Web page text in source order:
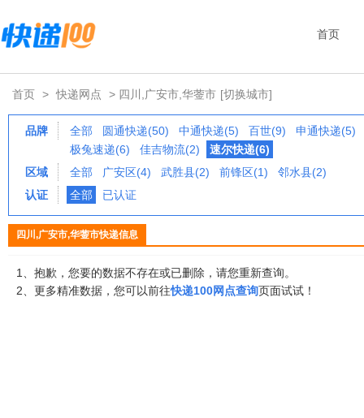
首页
首页 > 快递网点 > 四川,广安市,华蓥市 [切换城市]
品牌 全部 圆通快递(50) 中通快递(5) 百世(9)
申通快递(5)
极兔速递(6)
佳吉物流(2)
速尔快递(6)
区域
全部 广安区(4) 武胜县(2) 前锋区(1)
邻水县(2)
认证
全部 已认证
四川,广安市,华蓥市快递信息
1、抱歉，您要的数据不存在或已删除，请您重新查询。
2、更多精准数据，您可以前往快递100网点查询页面试试！